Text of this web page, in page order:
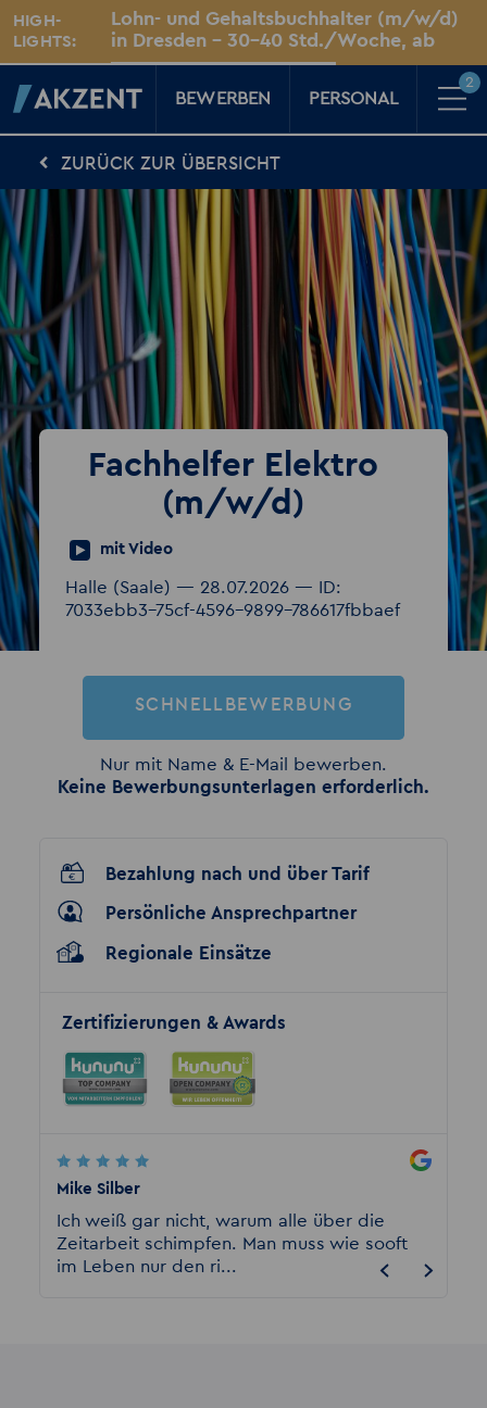
HIGH-
LIGHTS:
Lohn- und Gehaltsbuchhalter (m/w/d)
in Dresden – 30–40 Std./Woche, ab
sofortDresden
Für Kandidaten
Karriere-Kompass
News, Tipps & Tricks rund um deinen Traumjob
Für Unternehmen
Kompass für Personaler
News rund um den Arbeitsplatz
Über AKZENT
Für Sie vor Ort
AKZENT-Shop
Für unsere größten Fans
Merkzettel 2
BEWERBEN PERSONAL
2
ZURÜCK ZUR ÜBERSICHT
Fachhelfer Elektro
(m/w/d)
mit Video
Halle (Saale) — 28.07.2026 — ID:
7033ebb3-75cf-4596-9899-786617fbbaef
SCHNELLBEWERBUNG
Nur mit Name & E-Mail bewerben.
Keine Bewerbungsunterlagen erforderlich.
Bezahlung nach und über Tarif
Persönliche Ansprechpartner
Regionale Einsätze
Zertifizierungen & Awards
Mike Silber
Ich weiß gar nicht, warum alle über die
Zeitarbeit schimpfen. Man muss wie sooft
im Leben nur den ri...
gut